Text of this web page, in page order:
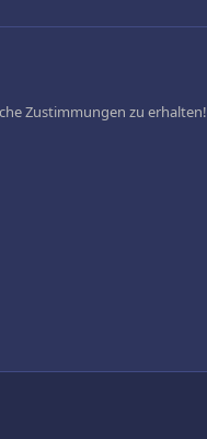
Zustimmungen zu erhalten!